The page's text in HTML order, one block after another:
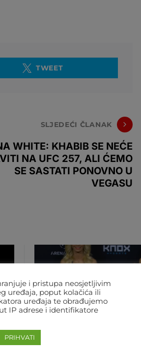
TWEET
SLJEDEĆI ČLANAK
WHITE: KHABIB SE NEĆE
NA UFC 257, ALI ĆEMO
SE SASTATI PONOVNO U
VEGASU
i pristupa neosjetljivim
uređaja, poput kolačića ili
uređaja te obrađujemo
IP adrese i identifikatore
PRIHVATI